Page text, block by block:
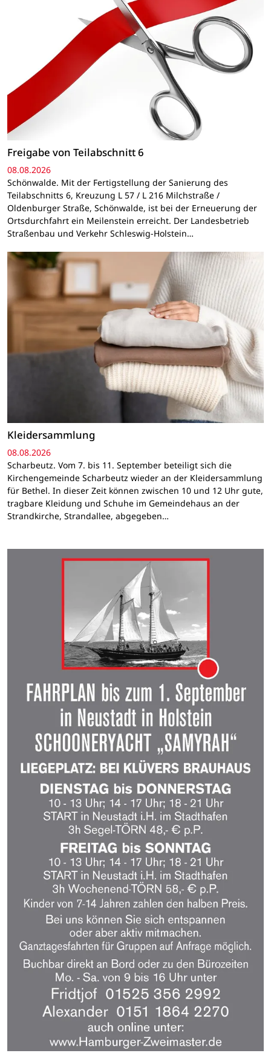
Freigabe von Teilabschnitt 6
08.08.2026
Schönwalde. Mit der Fertigstellung der Sanierung des
Teilabschnitts 6, Kreuzung L 57 / L 216 Milchstraße /
Oldenburger Straße, Schönwalde, ist bei der Erneuerung der
Ortsdurchfahrt ein Meilenstein erreicht. Der Landesbetrieb
Straßenbau und Verkehr Schleswig-Holstein…
Kleidersammlung
08.08.2026
Scharbeutz. Vom 7. bis 11. September beteiligt sich die
Kirchengemeinde Scharbeutz wieder an der Kleidersammlung
für Bethel. In dieser Zeit können zwischen 10 und 12 Uhr gute,
tragbare Kleidung und Schuhe im Gemeindehaus an der
Strandkirche, Strandallee, abgegeben…